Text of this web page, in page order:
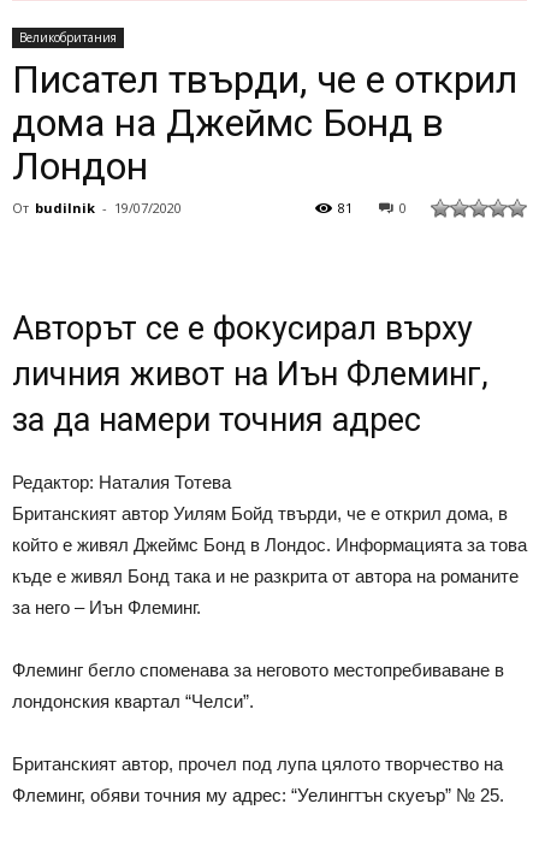
Великобритания
Писател твърди, че е открил
дома на Джеймс Бонд в
Лондон
От budilnik - 19/07/2020 0
81
Авторът се е фокусирал върху
личния живот на Иън Флеминг,
за да намери точния адрес
Редактор: Наталия Тотева
Британският автор Уилям Бойд твърди, че е открил дома, в
който е живял Джеймс Бонд в Лондос. Информацията за това
къде е живял Бонд така и не разкрита от автора на романите
за него – Иън Флеминг.
Флеминг бегло споменава за неговото местопребиваване в
лондонския квартал “Челси”.
Британският автор, прочел под лупа цялото творчество на
Флеминг, обяви точния му адрес: “Уелингтън скуеър” № 25.